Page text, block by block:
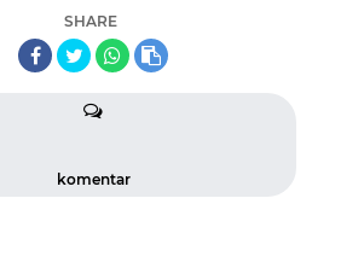
SHARE
komentar